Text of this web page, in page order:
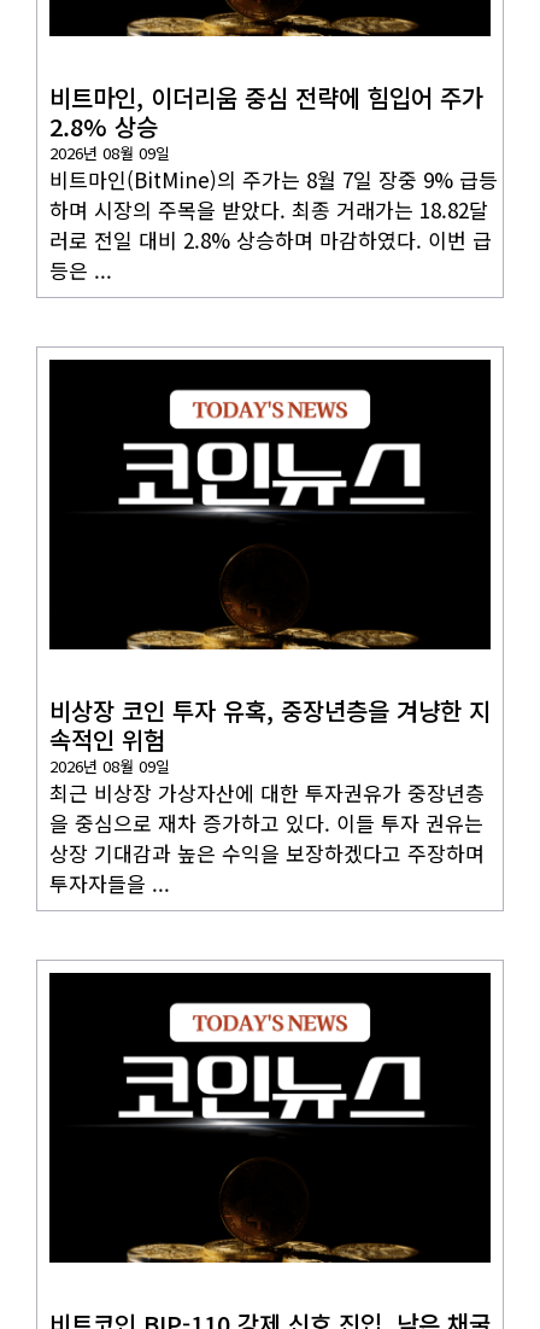
비트마인, 이더리움 중심 전략에 힘입어 주가
2.8% 상승
2026년 08월 09일
비트마인(BitMine)의 주가는 8월 7일 장중 9% 급등
하며 시장의 주목을 받았다. 최종 거래가는 18.82달
러로 전일 대비 2.8% 상승하며 마감하였다. 이번 급
등은 ...
비상장 코인 투자 유혹, 중장년층을 겨냥한 지
속적인 위험
2026년 08월 09일
최근 비상장 가상자산에 대한 투자권유가 중장년층
을 중심으로 재차 증가하고 있다. 이들 투자 권유는
상장 기대감과 높은 수익을 보장하겠다고 주장하며
투자자들을 ...